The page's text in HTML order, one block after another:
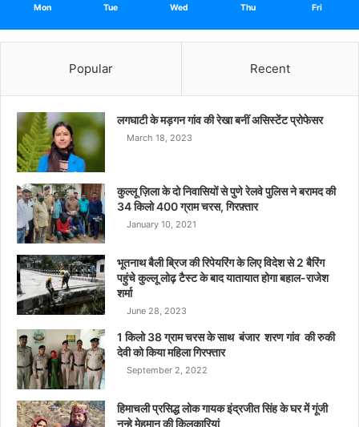
Mon Tue Wed Thu Fri
Popular Recent
लगघाटी के मड़गन गांव की रेखा बनीं असिस्टेंट प्रोफेसर
March 18, 2023
कुल्लू ज़िला के दो निवासियों से पुणे रेलवे पुलिस ने बरामद की
34 किलो 400 ग्राम चरस, गिरफ़्तार
January 10, 2021
भूतनाथ बैली ब्रिज की रिपेयरिंग के लिए विदेश से 2 बैरिंग
पहुंचे कुल्लू लोढ़ टैस्ट के बाद यातायात होगा बहाल-राजेश
शर्मा
June 28, 2023
1 किलो 38 ग्राम चरस के साथ बंजार शरण गांव की रुकी
देवी को किया महिला गिरफ्तार
September 2, 2022
हिमाचली प्रसिद्ध लोक गायक इंद्रजीत सिंह के घर में गूंजी
नन्हे मेहमान की किलकारियां